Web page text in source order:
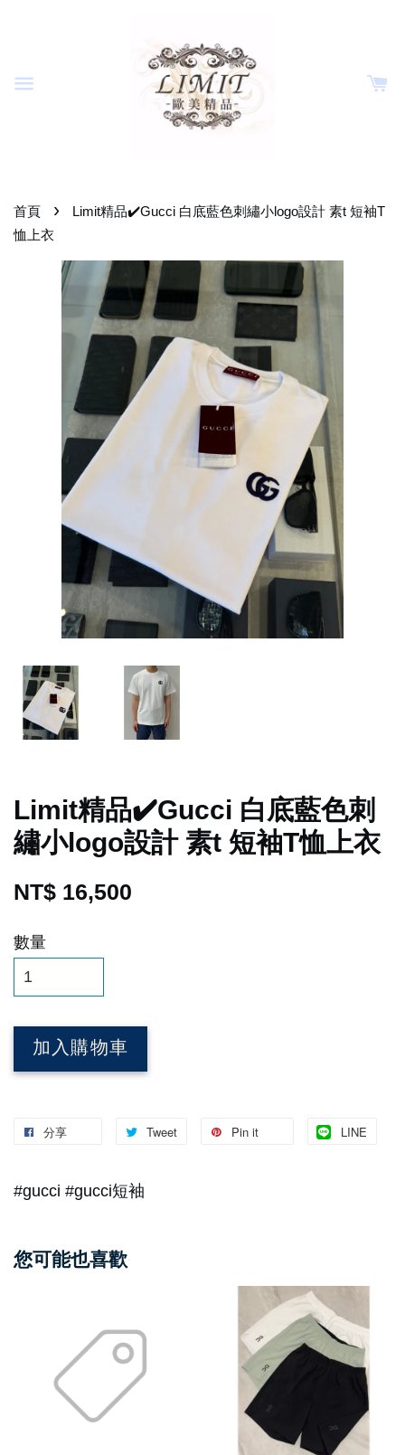
首頁 ›
Limit精品✔️Gucci 白底藍色刺繡小logo設計 素t 短袖T
恤上衣
Limit精品✔️Gucci 白底藍色刺
繡小logo設計 素t 短袖T恤上衣
NT$ 16,500
數量
加入購物車
分享 Tweet Pin it LINE
#gucci #gucci短袖
您可能也喜歡